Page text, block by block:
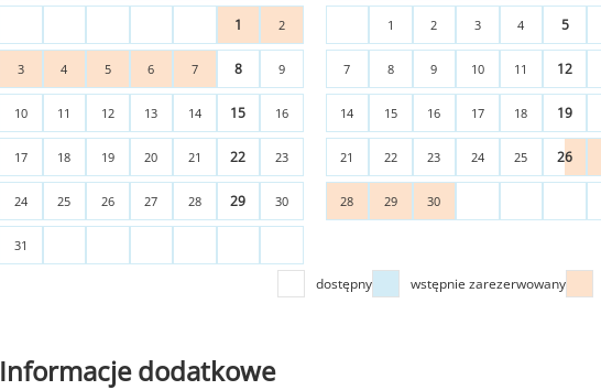
1 2
3 4 5 6 7 8 9
10 11 12 13 14 15 16
17 18 19 20 21 22 23
24 25 26 27 28 29 30
31
1 2 3 4 5
7 8 9 10 11 12
14 15 16 17 18 19
21 22 23 24 25 26
28 29 30
dostępny wstępnie zarezerwowany
Informacje dodatkowe